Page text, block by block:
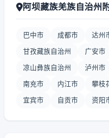
阿坝藏族羌族自治州
巴中市 成都市 达州
甘孜藏族自治州 广安市
凉山彝族自治州 泸州市
南充市 内江市 攀枝
宜宾市 自贡市 资阳